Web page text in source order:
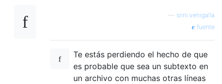
srini.venigalla
fuente
Te estás perdiendo el hecho de que
es probable que sea un subtexto en
un archivo con muchas otras líneas